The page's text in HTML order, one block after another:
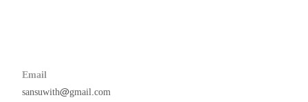
Email
sansuwith@gmail.com